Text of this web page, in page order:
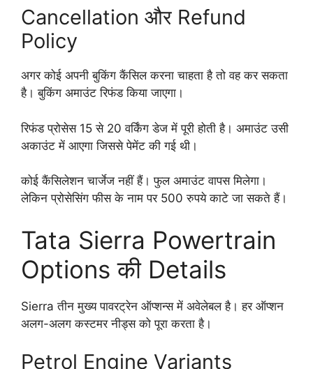
Cancellation और Refund
Policy
अगर कोई अपनी बुकिंग कैंसिल करना चाहता है तो वह कर सकता
है। बुकिंग अमाउंट रिफंड किया जाएगा।
रिफंड प्रोसेस 15 से 20 वर्किंग डेज में पूरी होती है। अमाउंट उसी
अकाउंट में आएगा जिससे पेमेंट की गई थी।
कोई कैंसिलेशन चार्जेज नहीं हैं। फुल अमाउंट वापस मिलेगा।
लेकिन प्रोसेसिंग फीस के नाम पर 500 रुपये काटे जा सकते हैं।
Tata Sierra Powertrain
Options की Details
Sierra तीन मुख्य पावरट्रेन ऑप्शन्स में अवेलेबल है। हर ऑप्शन
अलग-अलग कस्टमर नीड्स को पूरा करता है।
Petrol Engine Variants